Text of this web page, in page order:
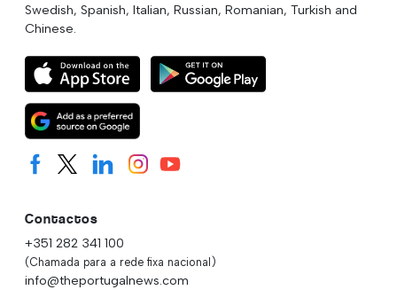
Swedish, Spanish, Italian, Russian, Romanian, Turkish and
Chinese.
Contactos
+351 282 341 100
(Chamada para a rede fixa nacional)
info@theportugalnews.com